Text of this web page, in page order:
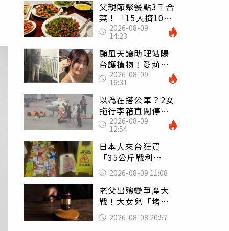
父親節聚餐點3千合
菜！「15人擠10人
桌」她餓到崩潰
網傻眼：讓店家看
笑話
2026-08-09
14:23
颱風天讓助理站陽
台護植物！愛莉莎
莎挨轟 笑回：他
不會被吹出去
2026-08-09
16:31
以為在搭公車？2女
拖行李箱直闖停機
坪「揮手攔機」
荒謬影片曝網傻眼
2026-08-09
12:54
日本人來台狂買
「35公斤戰利
品」 連拜拜用紅
盤、「小心地滑」
告示牌也帶回家
2026-08-09 11:08
老父出殯變爭產大
戰！大女兒「堵門
鎖靈堂」討千萬
法院判決出爐
2026-08-08 20:57